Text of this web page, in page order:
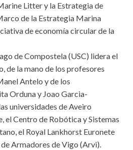
Litter y la Estrategia de
de la Estrategia Marina
de economía circular de la
de Compostela (USC) lidera el
de la mano de los profesores
Antelo y de los
Orduna y Joao Garcia-
universidades de Aveiro
el Centro de Robótica y Sistemas
el Royal Lankhorst Euronete
Armadores de Vigo (Arvi).